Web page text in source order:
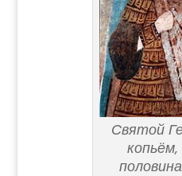
Святой
копьём,